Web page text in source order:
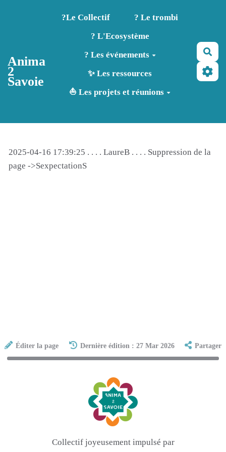
Aller au contenu principal
Anima
2
Savoie
?️Le Collectif
? Le trombi
? L'Ecosystème
? Les événements
✨ Les ressources
⛵ Les projets et réunions
2025-04-16 17:39:25 . . . . LaureB . . . . Suppression de la
page ->SexpectationS
Éditer la page Dernière édition : 27 Mar 2026 Partager
Collectif joyeusement impulsé par